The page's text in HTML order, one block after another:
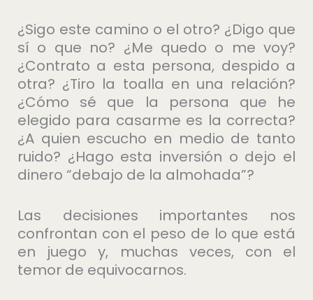
¿Sigo este camino o el otro? ¿Digo que
sí o que no? ¿Me quedo o me voy?
¿Contrato a esta persona, despido a
otra? ¿Tiro la toalla en una relación?
¿Cómo sé que la persona que he
elegido para casarme es la correcta?
¿A quien escucho en medio de tanto
ruido? ¿Hago esta inversión o dejo el
dinero “debajo de la almohada”?
Las decisiones importantes nos
confrontan con el peso de lo que está
en juego y, muchas veces, con el
temor de equivocarnos.